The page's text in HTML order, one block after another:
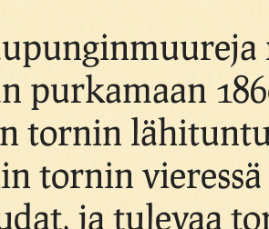
purkamaan
tornin
tornin
ja tulevaa